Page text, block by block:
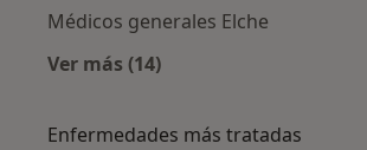
Médicos generales Elche
Ver más (14)
Enfermedades más tratadas